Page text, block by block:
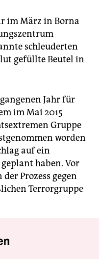
im März in Borna
schleuderten
gefüllte Beutel in
Jahr für
im Mai 2015
Gruppe
worden
auf ein
haben. Vor
Prozess gegen
Terrorgruppe